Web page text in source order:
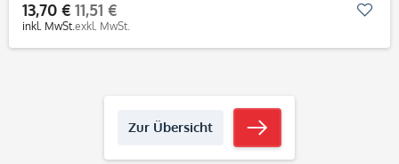
13,70 €
inkl. MwSt.
11,51 €
exkl. MwSt.
Zur Übersicht